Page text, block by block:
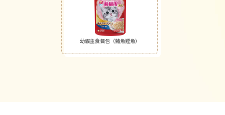
幼貓主食餐包（鮪魚鰹魚）